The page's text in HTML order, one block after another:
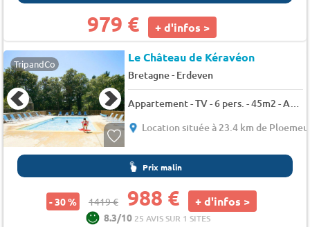
979 € + d'infos >
TripandCo Le Château de Kéravéon
Bretagne- Erdeven
Location située à 23.4 km de
Prix malin
- 30 % 1419 € 988 € + d'infos >
8.3/10 25 AVIS SUR 1 SITES